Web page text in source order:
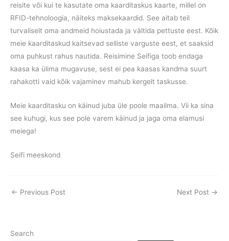
reisite või kui te kasutate oma kaarditaskus kaarte, millel on
RFID-tehnoloogia, näiteks maksekaardid. See aitab teil
turvaliselt oma andmeid hoiustada ja vältida pettuste eest. Kõik
meie kaarditaskud kaitsevad selliste varguste eest, et saaksid
oma puhkust rahus nautida. Reisimine Seifiga toob endaga
kaasa ka ülima mugavuse, sest ei pea kaasas kandma suurt
rahakotti vaid kõik vajaminev mahub kergelt taskusse.
Meie kaarditasku on käinud juba üle poole maailma. Vii ka sina
see kuhugi, kus see pole varem käinud ja jaga oma elamusi
meiega!
Seifi meeskond
← Previous Post Next Post →
Search